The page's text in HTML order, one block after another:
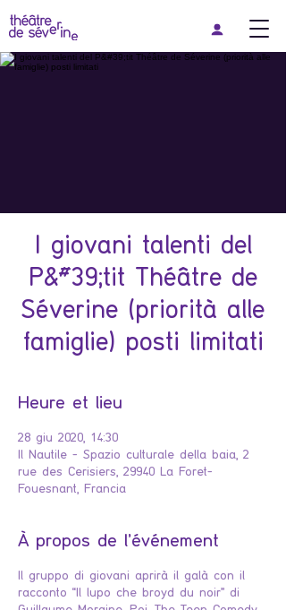
I giovani talenti del
P&#39;tit Théâtre de
Séverine (priorità alle
famiglie) posti limitati
Heure et lieu
28 giu 2020, 14:30
Il Nautile - Spazio culturale della baia, 2
rue des Cerisiers, 29940 La Foret-
Fouesnant, Francia
À propos de l'événement
Il gruppo di giovani aprirà il galà con il
racconto “Il lupo che broyd du noir” di